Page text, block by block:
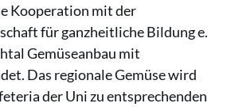
Kooperation mit der
für ganzheitliche Bildung e.
Gemüseanbau mit
Das regionale Gemüse wird
der Uni zu entsprechenden